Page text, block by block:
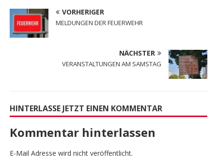
VORHERIGER
MELDUNGEN DER FEUERWEHR
NÄCHSTER
VERANSTALTUNGEN AM SAMSTAG
HINTERLASSE JETZT EINEN KOMMENTAR
Kommentar hinterlassen
E-Mail Adresse wird nicht veröffentlicht.